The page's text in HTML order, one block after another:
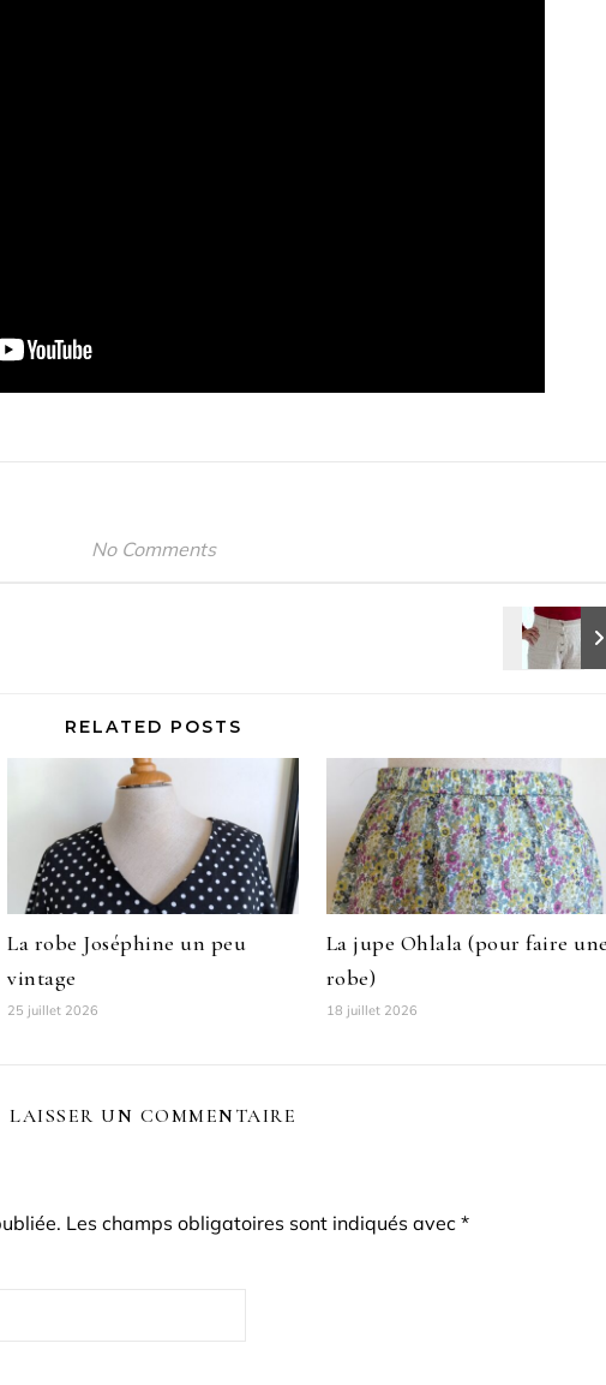
No Comments
RELATED POSTS
La robe Joséphine un peu
vintage
25 juillet 2026
La jupe Ohlala (pour faire
robe)
18 juillet 2026
LAISSER UN COMMENTAIRE
Les champs obligatoires sont indiqués avec *